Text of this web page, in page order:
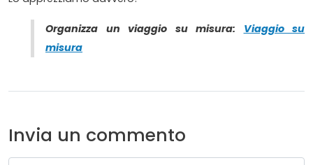
Organizza un viaggio su misura: Viaggio su
misura
Invia un commento